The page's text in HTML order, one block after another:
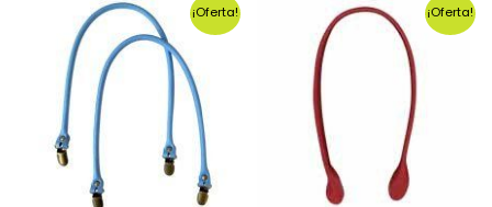
¡Oferta! ¡Oferta!